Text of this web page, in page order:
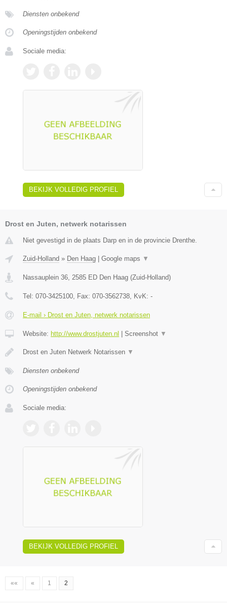
Diensten onbekend
Openingstijden onbekend
Sociale media:
BEKIJK VOLLEDIG PROFIEL
Drost en Juten, netwerk notarissen
Niet gevestigd in de plaats Darp en in de provincie Drenthe.
Zuid-Holland » Den Haag Google maps ▼
Nassauplein 36 2585 ED Den Haag (Zuid-Holland)
Tel: 070-3425100 , Fax: 070-3562738 , KvK: -
E-mail › Drost en Juten, netwerk notarissen
Website: http://www.drostjuten.nl Screenshot ▼
Drost en Juten Netwerk Notarissen ▼
Diensten onbekend
Openingstijden onbekend
Sociale media:
BEKIJK VOLLEDIG PROFIEL
«« « 1 2